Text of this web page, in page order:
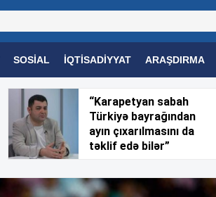
SOSIAL İQTISADIYYAT ARAŞDIRMA
TƏHSIL SAĞLAMLIQ MARAQLI
“Karapetyan sabah
Türkiyə bayrağından
ayın çıxarılmasını da
təklif edə bilər”